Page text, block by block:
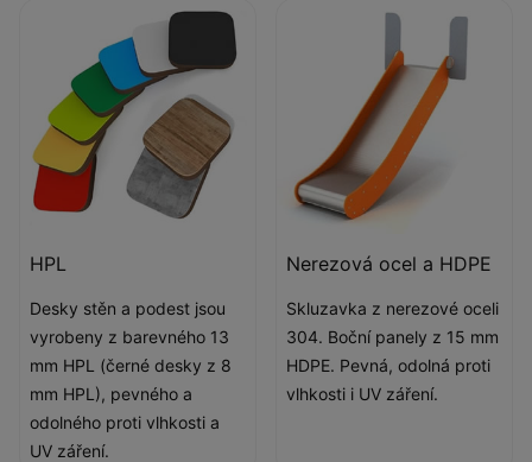
HPL
Desky stěn a podest jsou
vyrobeny z barevného 13
mm HPL (černé desky z 8
mm HPL), pevného a
odolného proti vlhkosti a
UV záření.
Nerezová ocel a HDPE
Skluzavka z nerezové oceli
304. Boční panely z 15 mm
HDPE. Pevná, odolná proti
vlhkosti i UV záření.